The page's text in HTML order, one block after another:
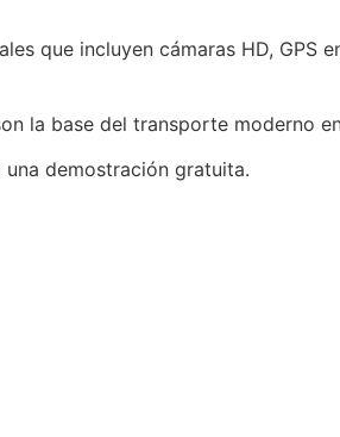
que incluyen cámaras HD,
la base del transporte moderno
una demostración gratuita.